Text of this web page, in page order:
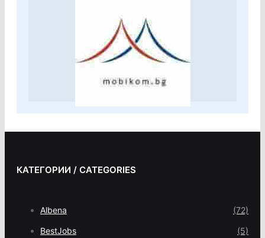
КАТЕГОРИИ / CATEGORIES
Albena (72)
BestJobs (5)